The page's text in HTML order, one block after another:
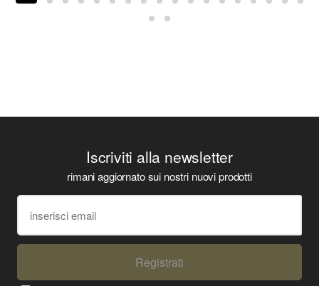
Iscriviti alla newsletter
rimani aggiornato sui nostri nuovi prodotti
Registrati